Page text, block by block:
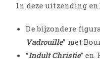
In deze uitzending
De bijzondere
Vadrouille” met
“Indult Christie” en